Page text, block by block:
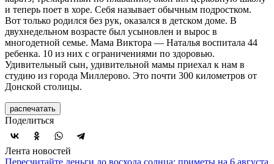
и теперь поет в хоре. Себя называет обычным подростком.
Вот только родился без рук, оказался в детском доме. В
двухнедельном возрасте был усыновлен и вырос в
многодетной семье. Мама Виктора — Наталья воспитала 44
ребенка. 10 из них с ограничениями по здоровью.
Удивительный сын, удивительной мамы приехал к нам в
студию из города Миллерово. Это почти 300 километров от
Донской столицы.
распечатать
Поделиться
Лента новостей